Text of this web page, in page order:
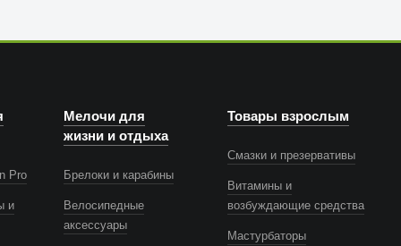
Pro
и
Мелочи для
жизни и отдыха
Брелоки и карабины
Велосипедные
аксессуары
Товары взрослым
Смазки и презервативы
Витамины и
возбуждающие средства
Мастурбаторы